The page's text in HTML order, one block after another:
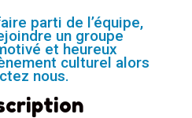
parti de l’équipe,
un groupe
et heureux
culturel alors
nous.